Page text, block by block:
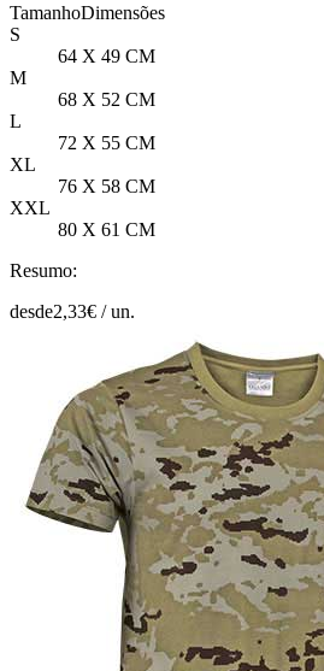
TamanhoDimensões
S
64 X 49 CM
M
68 X 52 CM
L
72 X 55 CM
XL
76 X 58 CM
XXL
80 X 61 CM
Resumo:
desde2,33€ /un.